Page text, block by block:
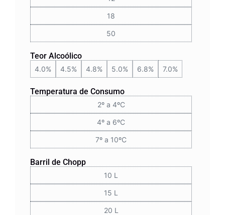
18
50
Teor Alcoólico
4.0% 4.5% 4.8% 5.0% 6.8% 7.0%
Temperatura de Consumo
2º a 4ºC
4º a 6ºC
7º a 10ºC
Barril de Chopp
10 L
15 L
20 L